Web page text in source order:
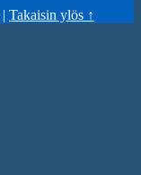
| Takaisin ylös ↑